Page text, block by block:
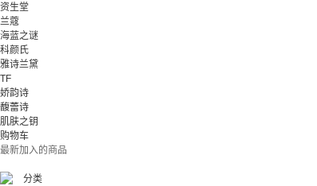
资生堂
兰蔻
海蓝之谜
科颜氏
雅诗兰黛
TF
娇韵诗
馥蕾诗
肌肤之钥
购物车
最新加入的商品
分类